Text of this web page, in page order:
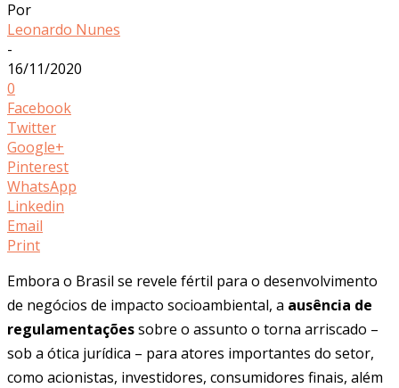
Por
Leonardo Nunes
-
16/11/2020
0
Facebook
Twitter
Google+
Pinterest
WhatsApp
Linkedin
Email
Print
Embora o Brasil se revele fértil para o desenvolvimento
de negócios de impacto socioambiental, a ausência de
regulamentaçõessobre o assunto o torna arriscado –
sob a ótica jurídica – para atores importantes do setor,
como acionistas, investidores, consumidores finais, além